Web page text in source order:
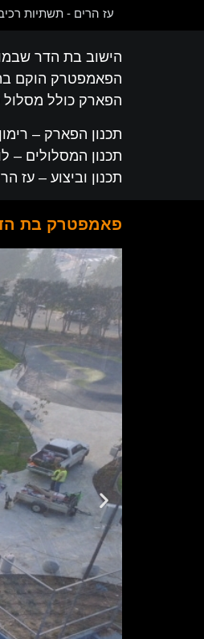
עז הרים - תשתיות
הישוב בת הדר
הפאמפטרק הוקם
הפארק כולל מסלול פאמפטרק באורך 120 מ', משטח
תכנון הפארק –
תכנון המסלולים –
תכנון וביצוע – עז
פאמפטרק בת